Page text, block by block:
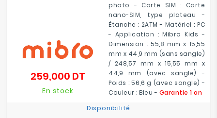
photo - Carte SIM : Carte
nano-SIM, type plateau -
Étanche : 2ATM - Matériel : PC
- Application : Mibro Kids -
Dimension : 55,8 mm x 15,55
mm x 44,9 mm (sans sangle)
/ 248,57 mm x 15,55 mm x
44,9 mm (avec sangle) -
Poids : 56,6 g (avec sangle) -
Couleur : Bleu - Garantie 1 an
259,000 DT
En stock
Disponibilité